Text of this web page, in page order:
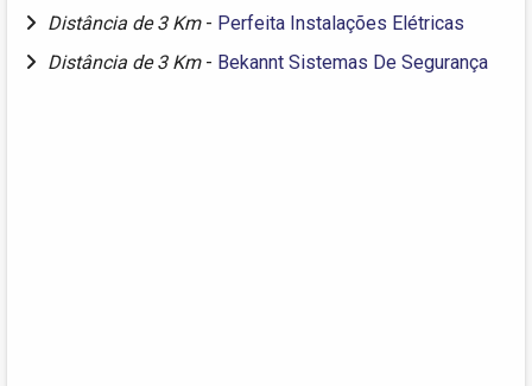
Distância de 3 Km - Perfeita Instalações Elétricas
Distância de 3 Km - Bekannt Sistemas De Segurança